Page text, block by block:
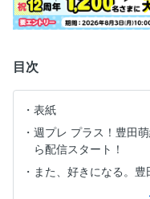
目次
表紙
週プレ プラス！豊田
ら配信スタート！
また、好きになる。豊